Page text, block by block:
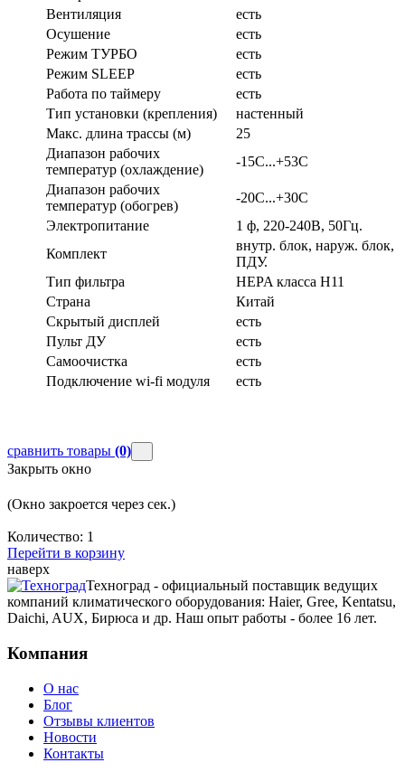
Вентиляция
есть
Осушение
есть
Режим ТУРБО
есть
Режим SLEEP
есть
Работа по таймеру
есть
Тип установки (крепления)
настенный
Макс. длина трассы (м)
25
Диапазон рабочих
температур (охлаждение)
-15С...+53С
Диапазон рабочих
температур (обогрев)
-20C...+30С
Электропитание
1 ф, 220-240В, 50Гц.
Комплект
внутр. блок, наруж. блок,
ПДУ.
Тип фильтра
HEPA класса H11
Страна
Китай
Скрытый дисплей
есть
Пульт ДУ
есть
Самоочистка
есть
Подключение wi-fi модуля
есть
сравнить товары (0)
Закрыть окно
(Окно закроется через сек.)
Количество: 1
Перейти в корзину
наверх
Техноград - официальный поставщик ведущих
компаний климатического оборудования: Haier, Gree, Kentatsu,
Daichi, AUX, Бирюса и др. Наш опыт работы - более 16 лет.
Компания
О нас
Блог
Отзывы клиентов
Новости
Контакты